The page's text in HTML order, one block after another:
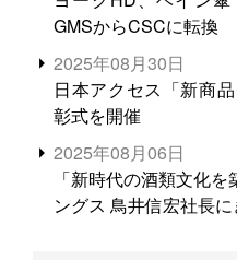
GMSからCSCに転換
2025年08月30日
日本アクセス「新商
彰式を開催
2025年08月06日
「新時代の酒類文化
ングス 鳥井信宏社長に